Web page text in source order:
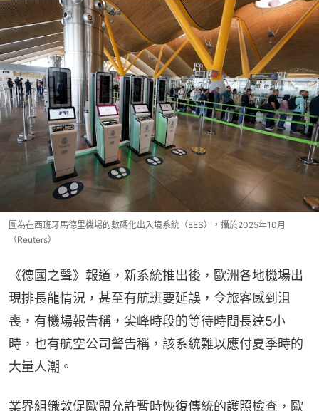
圖為在西班牙馬德里機場的數碼化出入境系統（EES），攝於2025年10月
（Reuters）
《德國之聲》報道，新系統推出後，歐洲各地機場出
現排長龍情況，甚至有航班要延誤，令旅客感到沮
喪，有機場報告稱，尖峰時段的等待時間長達5小
時，也有航空公司警告稱，該系統難以應付夏季時的
大量人潮。
業界組織敦促歐盟允許暫時恢復傳統的護照檢查，歐